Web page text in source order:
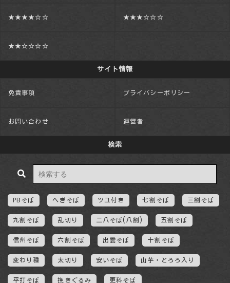
★★★★☆☆ ★★★☆☆☆
★★☆☆☆☆
サイト情報
免責事項 プライバシーポリシー
お問い合わせ 運営者
検索
PBそば へぎそば ツユ付き 七割そば 三割そば
九割そば 乱切り 二八そば(八割) 五割そば
信州そば 六割そば 出雲そば 十割そば
変わり種 太切り 安いそば 山芋・とろろ入り
平打そば 挽きぐるみ 更科そば